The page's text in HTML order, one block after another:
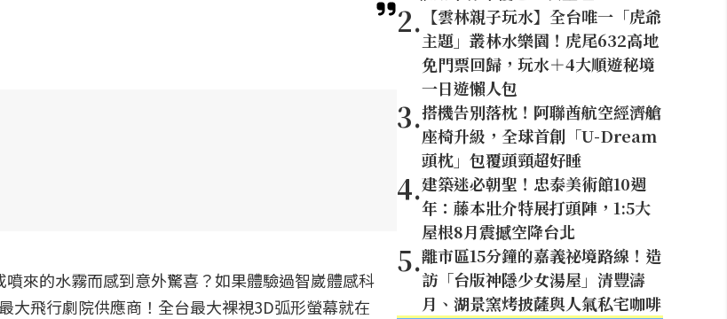
來的水霧而感到意外驚喜？如果體驗過智崴體感科
大飛行劇院供應商！全台最大裸視3D弧形螢幕就在
2. 【雲林親子玩水】全台唯一「虎爺
主題」叢林水樂園！虎尾632高地
免門票回歸，玩水＋4大順遊秘境
一日遊懶人包
3.搭機告別落枕！阿聯酋航空經濟艙
座椅升級，全球首創「U-Dream
頭枕」包覆頭頸超好睡
4.建築迷必朝聖！忠泰美術館10週
年：藤本壯介特展打頭陣，1:5大
屋根8月震撼空降台北
5.離市區15分鐘的嘉義祕境路線！造
訪「台版神隱少女湯屋」清豐濤
月、湖景窯烤披薩與人氣私宅咖啡